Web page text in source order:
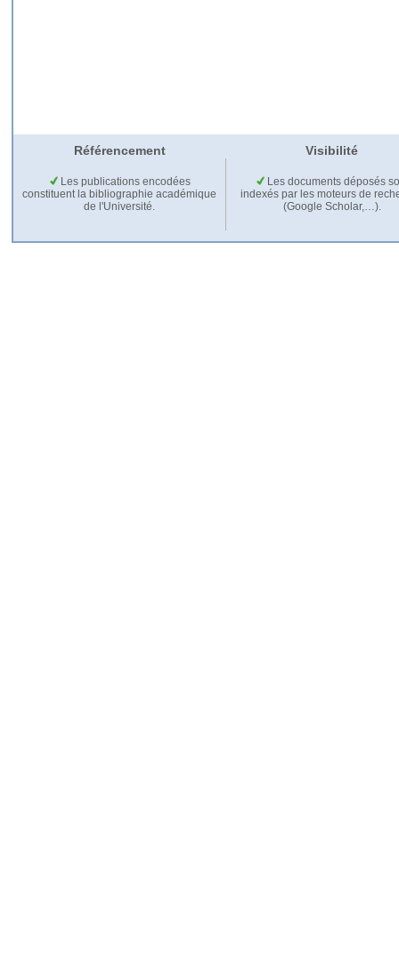
Référencement Visibilité
Les publications encodées
constituent la bibliographie académique
de l'Université.
Les documents déposés
indexés par les moteurs de
(Google Scholar,…).